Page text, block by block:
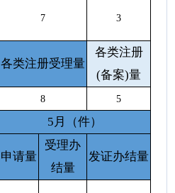
7 3
各类注册受理量
各类注册
(备案)量
8 5
5月（件）
申请量
受理办
结量
发证办结量